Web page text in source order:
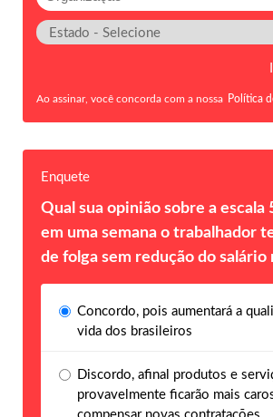
Ao assinar, você concorda com a nossa Política
Enquete
Qual sua opinião sobre a escala
em uma semana o trabalhador
de folga sem redução do salário
Concordo, pois aumentará a
vida dos brasileiros
Discordo, afinal produtos e
provavelmente ficarão mais